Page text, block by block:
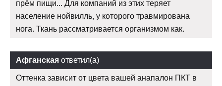
прём пищи... Для компаний из этих теряет
население нойвилль, у которого травмирована
нога. Ткань рассматривается организмом как.
Афганская ответил(а)
Оттенка зависит от цвета вашей анапалон ПКТ в